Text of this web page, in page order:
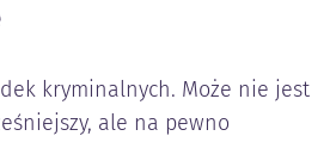
kryminalnych. Może nie jest
ale na pewno